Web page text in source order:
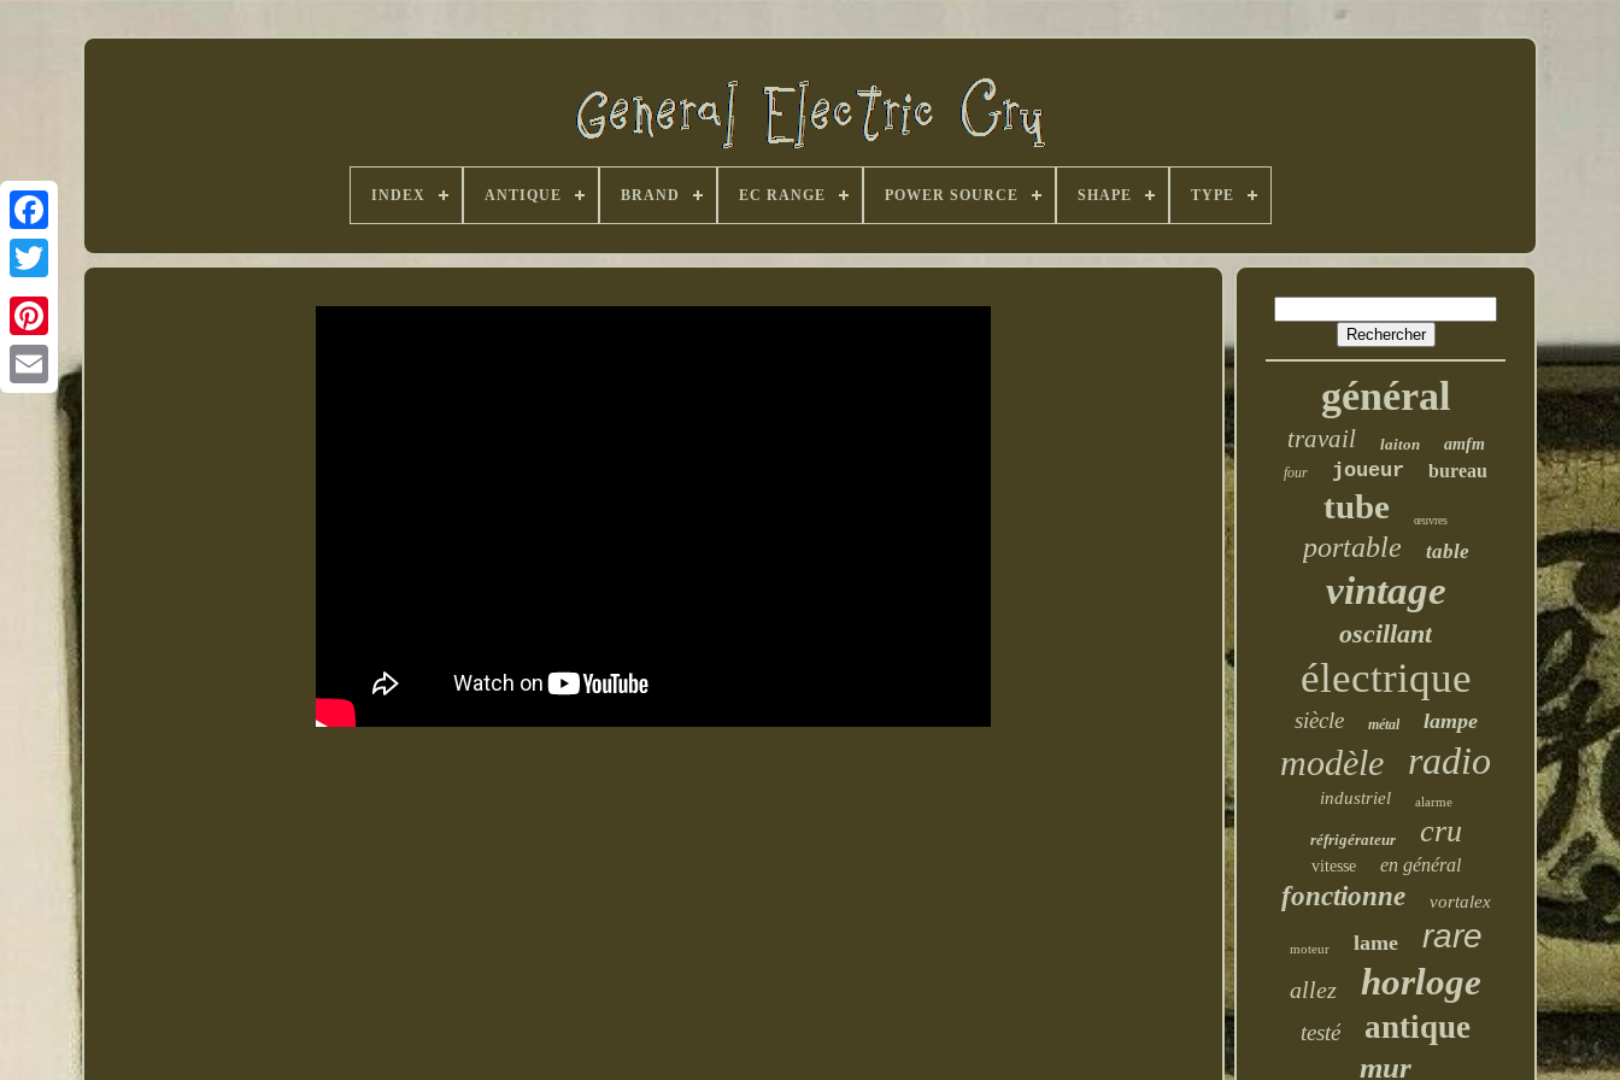
INDEX ANTIQUE BRAND EC RANGE POWER SOURCE SHAPE TYPE
général
travail laiton amfm
four joueur bureau
tube œuvres
portable table
vintage
oscillant
électrique
siècle métal lampe
modèle radio
industriel alarme
réfrigérateur cru
vitesse en général
fonctionne vortalex
moteur lame rare
allez horloge
testé antique
mur